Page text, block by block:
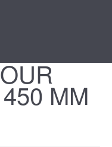
MM